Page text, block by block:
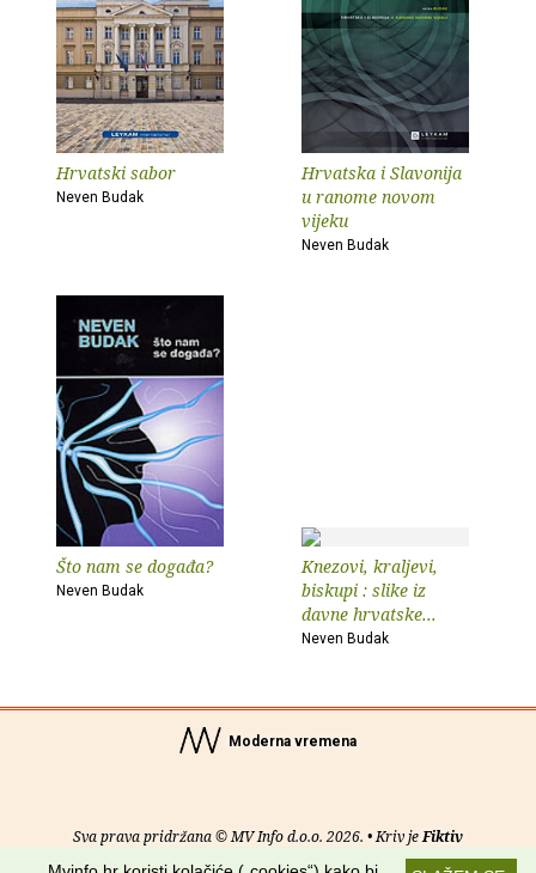
Hrvatski sabor
Neven Budak
Hrvatska i Slavonija
u ranome novom
vijeku
Neven Budak
Što nam se događa?
Neven Budak
Knezovi, kraljevi,
biskupi : slike iz
davne hrvatske...
Neven Budak
Moderna vremena
Sva prava pridržana © MV Info d.o.o. 2026. • Kriv jeFiktiv